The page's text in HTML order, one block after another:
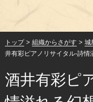
健康・医療・福祉
観光魅力・イベン
トップ> 組織からさがす > 城
井有彩ピアノリサイタル-詩情
酒井有彩ピ